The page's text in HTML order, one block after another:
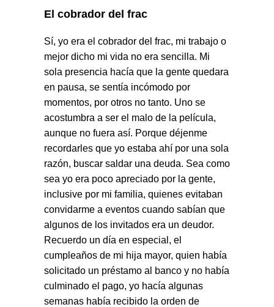
El cobrador del frac
Sí, yo era el cobrador del frac, mi trabajo o
mejor dicho mi vida no era sencilla. Mi
sola presencia hacía que la gente quedara
en pausa, se sentía incómodo por
momentos, por otros no tanto. Uno se
acostumbra a ser el malo de la película,
aunque no fuera así. Porque déjenme
recordarles que yo estaba ahí por una sola
razón, buscar saldar una deuda. Sea como
sea yo era poco apreciado por la gente,
inclusive por mi familia, quienes evitaban
convidarme a eventos cuando sabían que
algunos de los invitados era un deudor.
Recuerdo un día en especial, el
cumpleaños de mi hija mayor, quien había
solicitado un préstamo al banco y no había
culminado el pago, yo hacía algunas
semanas había recibido la orden de